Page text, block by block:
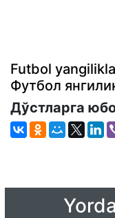
Futbol
Футбол
Дўстларга